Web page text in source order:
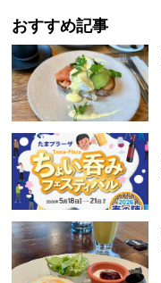
おすすめ記事